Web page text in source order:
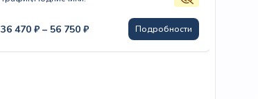
36 470 ₽ – 56 750 ₽Диапазон
36
Подробности